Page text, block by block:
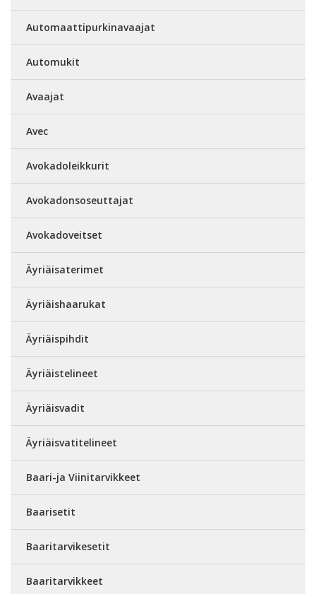
Automaattipurkinavaajat
Automukit
Avaajat
Avec
Avokadoleikkurit
Avokadonsoseuttajat
Avokadoveitset
Äyriäisaterimet
Äyriäishaarukat
Äyriäispihdit
Äyriäistelineet
Äyriäisvadit
Äyriäisvatitelineet
Baari-ja Viinitarvikkeet
Baarisetit
Baaritarvikesetit
Baaritarvikkeet